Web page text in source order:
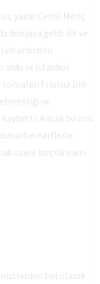
yazar Cemil Meriç
dünyaya geldi. İlk ve
ardından
oldu ve İstanbul
Fransız Dili
ve
Ancak bu onu
altın harflerle
üzere birçok eseri
biri olarak